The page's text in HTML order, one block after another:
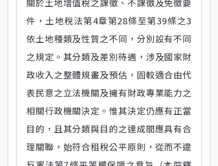
件，土地稅法第4章第28條至第39條之3
依土地種類及性質之不同，分別設有不同
之規定。其分類及差別待遇，涉及國家財
政收入之整體規畫及預估，固較適合由代
表民意之立法機關及擁有財政專業能力之
相關行政機關決定。惟其決定仍應有正當
目的，且其分類與目的之達成間應具有合
理關聯，始符合租稅公平原則，從而不違